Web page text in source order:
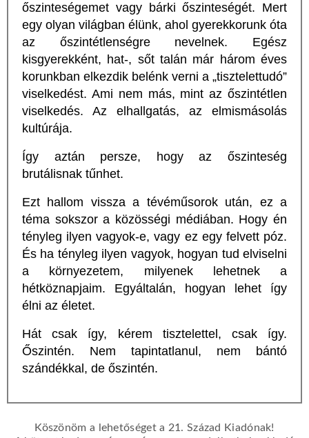
őszinteségemet vagy bárki őszinteségét. Mert
egy olyan világban élünk, ahol gyerekkorunk óta
az őszintétlenségre nevelnek. Egész
kisgyerekként, hat-, sőt talán már három éves
korunkban elkezdik belénk verni a „tisztelettudó”
viselkedést. Ami nem más, mint az őszintétlen
viselkedés. Az elhallgatás, az elmismásolás
kultúrája.
Így aztán persze, hogy az őszinteség
brutálisnak tűnhet.
Ezt hallom vissza a tévéműsorok után, ez a
téma sokszor a közösségi médiában. Hogy én
tényleg ilyen vagyok-e, vagy ez egy felvett póz.
És ha tényleg ilyen vagyok, hogyan tud elviselni
a környezetem, milyenek lehetnek a
hétköznapjaim. Egyáltalán, hogyan lehet így
élni az életet.
Hát csak így, kérem tisztelettel, csak így.
Őszintén. Nem tapintatlanul, nem bántó
szándékkal, de őszintén.
Köszönöm a lehetőséget a 21. Század Kiadónak!